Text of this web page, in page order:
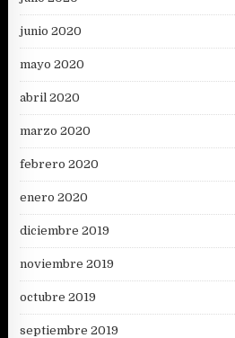
junio 2020
mayo 2020
abril 2020
marzo 2020
febrero 2020
enero 2020
diciembre 2019
noviembre 2019
octubre 2019
septiembre 2019